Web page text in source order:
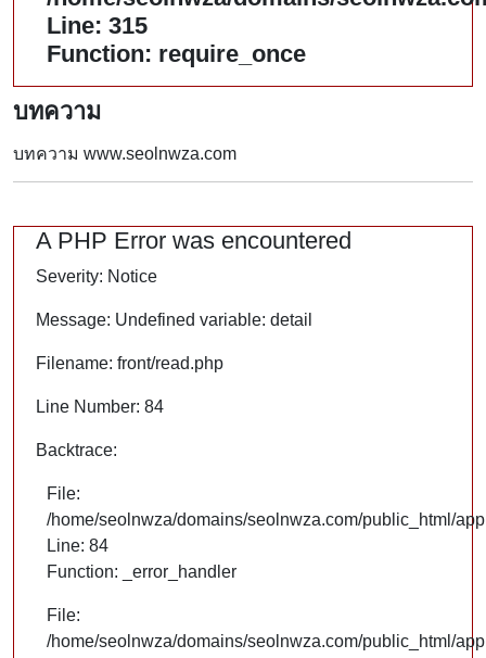
Line: 315
Function: require_once
บทความ
บทความ www.seolnwza.com
A PHP Error was encountered
Severity: Notice
Message: Undefined variable: detail
Filename: front/read.php
Line Number: 84
Backtrace:
File:
/home/seolnwza/domains/seolnwza.com/public_html/
Line: 84
Function: _error_handler
File:
/home/seolnwza/domains/seolnwza.com/public_html/